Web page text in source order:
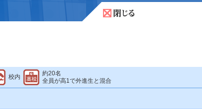
校内
約20名
全員が高1で外進生と混合